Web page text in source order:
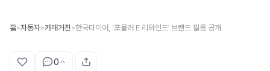
홈>자동차>카매거진 >한국타이어, ‘포뮬러 E 리와인드’ 브랜드 필름 공개
0